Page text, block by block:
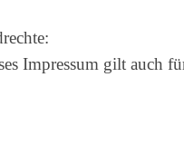
Impressum gilt auch